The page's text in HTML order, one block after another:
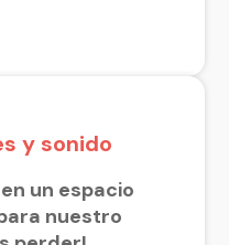
y sonido
un espacio
nuestro